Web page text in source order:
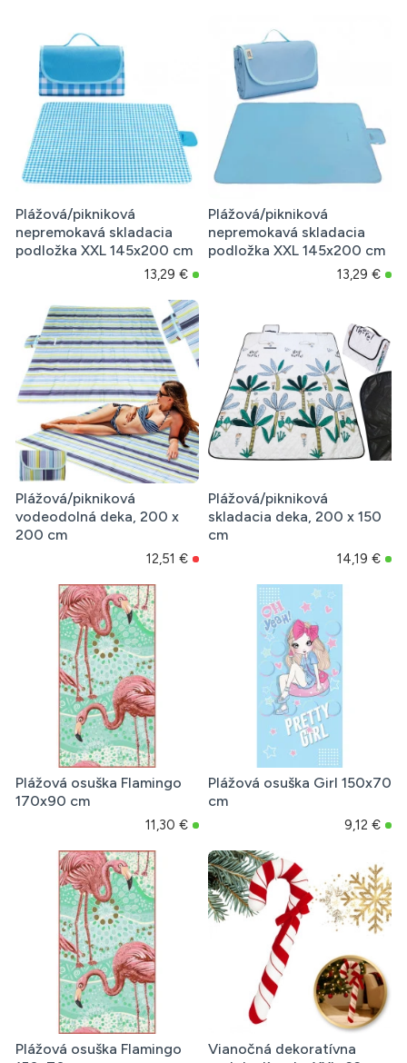
Plážová/pikniková
nepremokavá skladacia
podložka XXL 145x200 cm
13,29 €
Plážová/pikniková
nepremokavá skladacia
podložka XXL 145x200 cm
13,29 €
Plážová/pikniková
vodeodolná deka, 200 x
200 cm
12,51 €
Plážová/pikniková
skladacia deka, 200 x 150
cm
14,19 €
Plážová osuška Flamingo
170x90 cm
11,30 €
Plážová osuška Girl 150x70
cm
9,12 €
Plážová osuška Flamingo
Vianočná dekoratívna